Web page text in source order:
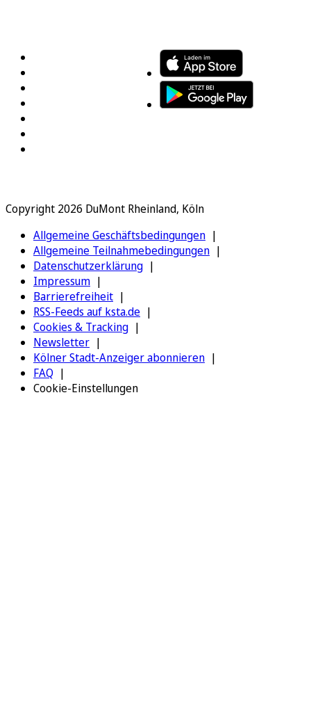
Copyright 2026 DuMont Rheinland, Köln
Allgemeine Geschäftsbedingungen
Allgemeine Teilnahmebedingungen
Datenschutzerklärung
Impressum
Barrierefreiheit
RSS-Feeds auf ksta.de
Cookies & Tracking
Newsletter
Kölner Stadt-Anzeiger abonnieren
FAQ
Cookie-Einstellungen